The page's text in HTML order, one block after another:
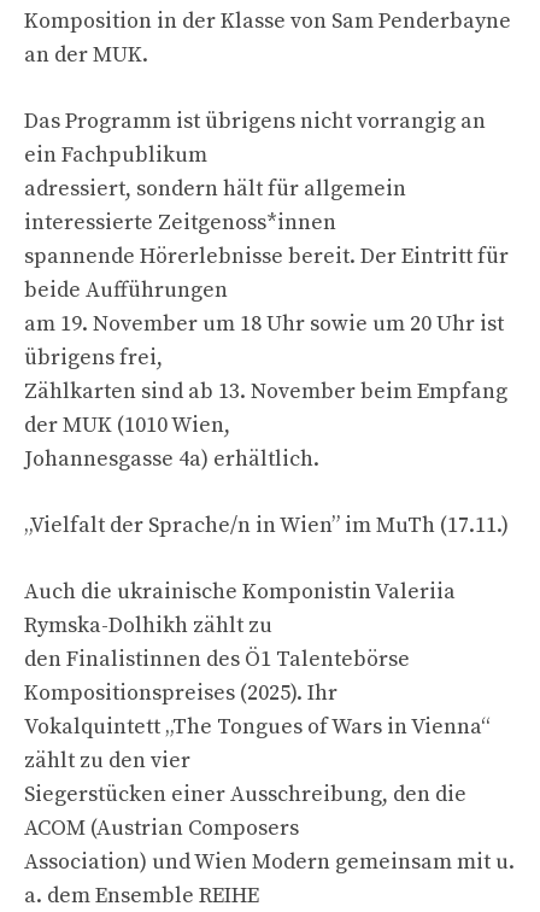
Komposition in der Klasse von Sam Penderbayne
an der MUK.
Das Programm ist übrigens nicht vorrangig an
ein Fachpublikum
adressiert, sondern hält für allgemein
interessierte Zeitgenoss*innen
spannende Hörerlebnisse bereit. Der Eintritt für
beide Aufführungen
am 19. November um 18 Uhr sowie um 20 Uhr ist
übrigens frei,
Zählkarten sind ab 13. November beim Empfang
der MUK (1010 Wien,
Johannesgasse 4a) erhältlich.
„Vielfalt der Sprache/n in Wien” im MuTh (17.11.)
Auch die ukrainische Komponistin Valeriia
Rymska-Dolhikh zählt zu
den Finalistinnen des Ö1 Talentebörse
Kompositionspreises (2025). Ihr
Vokalquintett „The Tongues of Wars in Vienna“
zählt zu den vier
Siegerstücken einer Ausschreibung, den die
ACOM (Austrian Composers
Association) und Wien Modern gemeinsam mit u.
a. dem Ensemble REIHE